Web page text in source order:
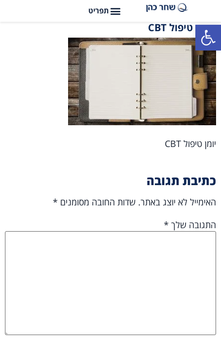
פתח סרגל נגישות
יומן טיפול CBT
יומן טיפול CBT
כתיבת תגובה
האימייל לא יוצג באתר. שדות החובה מסומנים *
התגובה שלך *